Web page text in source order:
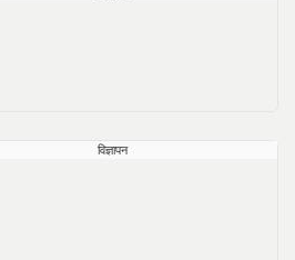
विज्ञापन